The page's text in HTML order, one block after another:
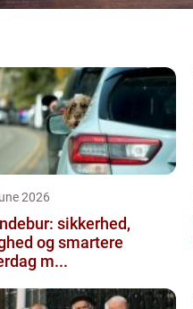
2026
sikkerhed,
og smartere
m...